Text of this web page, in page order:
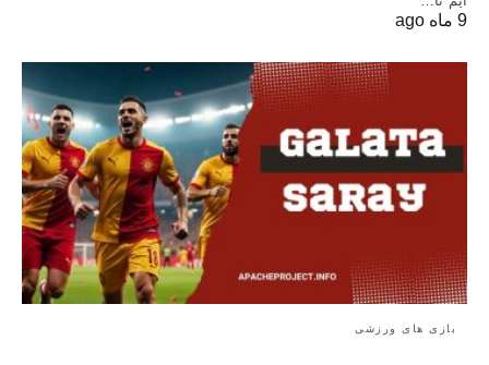
9 ماه ago
بازی های ورزشی